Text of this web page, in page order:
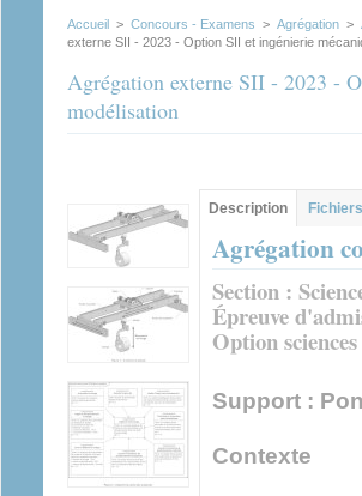
Accueil > Concours - Examens > Agrégation >
externe SII - 2023 - Option SII et ingénierie
Agrégation externe SII - 2023 -
modélisation
Groupe principal
Description (onglet
actif)
Agrégation
Section :
Épreuve
Option
Support :
Contexte